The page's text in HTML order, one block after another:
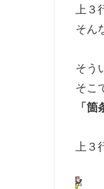
上
そん
そう
そこ
「箇
上